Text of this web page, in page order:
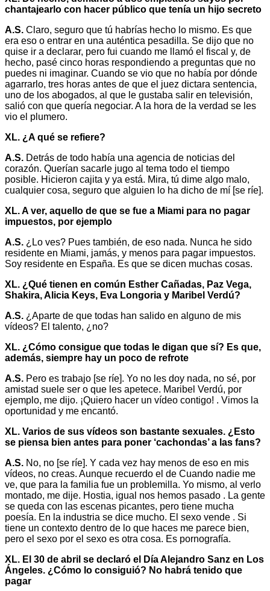
chantajearlo con hacer público que tenía un hijo secreto
A.S. Claro, seguro que tú habrías hecho lo mismo. Es que
era eso o entrar en una auténtica pesadilla. Se dijo que no
quise ir a declarar, pero fui cuando me llamó el fiscal y, de
hecho, pasé cinco horas respondiendo a preguntas que no
puedes ni imaginar. Cuando se vio que no había por dónde
agarrarlo, tres horas antes de que el juez dictara sentencia,
uno de los abogados, al que le gustaba salir en televisión,
salió con que quería negociar. A la hora de la verdad se les
vio el plumero.
XL. ¿A qué se refiere?
A.S. Detrás de todo había una agencia de noticias del
corazón. Querían sacarle jugo al tema todo el tiempo
posible. Hicieron cajita y ya está. Mira, tú dime algo malo,
cualquier cosa, seguro que alguien lo ha dicho de mí [se ríe].
XL. A ver, aquello de que se fue a Miami para no pagar
impuestos, por ejemplo
A.S. ¿Lo ves? Pues también, de eso nada. Nunca he sido
residente en Miami, jamás, y menos para pagar impuestos.
Soy residente en España. Es que se dicen muchas cosas.
XL. ¿Qué tienen en común Esther Cañadas, Paz Vega,
Shakira, Alicia Keys, Eva Longoria y Maribel Verdú?
A.S. ¿Aparte de que todas han salido en alguno de mis
vídeos? El talento, ¿no?
XL. ¿Cómo consigue que todas le digan que sí? Es que,
además, siempre hay un poco de refrote
A.S. Pero es trabajo [se ríe]. Yo no les doy nada, no sé, por
amistad suele ser o que les apetece. Maribel Verdú, por
ejemplo, me dijo. ¡Quiero hacer un vídeo contigo! . Vimos la
oportunidad y me encantó.
XL. Varios de sus vídeos son bastante sexuales. ¿Esto
se piensa bien antes para poner ‘cachondas’ a las fans?
A.S. No, no [se ríe]. Y cada vez hay menos de eso en mis
vídeos, no creas. Aunque recuerdo el de Cuando nadie me
ve, que para la familia fue un problemilla. Yo mismo, al verlo
montado, me dije. Hostia, igual nos hemos pasado . La gente
se queda con las escenas picantes, pero tiene mucha
poesía. En la industria se dice mucho. El sexo vende . Si
tiene un contexto dentro de lo que haces me parece bien,
pero el sexo por el sexo es otra cosa. Es pornografía.
XL. El 30 de abril se declaró el Día Alejandro Sanz en Los
Ángeles. ¿Cómo lo consiguió? No habrá tenido que
pagar